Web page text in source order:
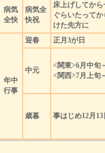
病気
全快
病気全
快祝
床上げしてから
ぐらいたって
けた先方に
年中
行事
迎春 正月3が日
中元
<関東>6月中旬
<関西>7月上旬
歳暮 事はじめ12月13